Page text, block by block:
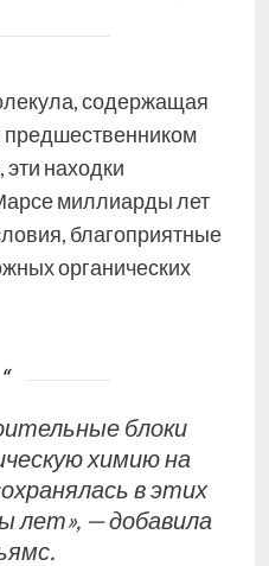
содержащая
предшественником
находки
миллиарды лет
благоприятные
органических
блоки
химию на
в этих
лет», — добавила